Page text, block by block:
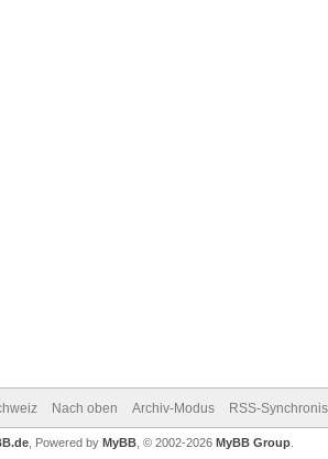
Nach oben Archiv-Modus RSS-
, Powered by MyBB , © 2002-2026 MyBB Group